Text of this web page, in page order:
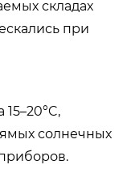
складах
при
солнечных